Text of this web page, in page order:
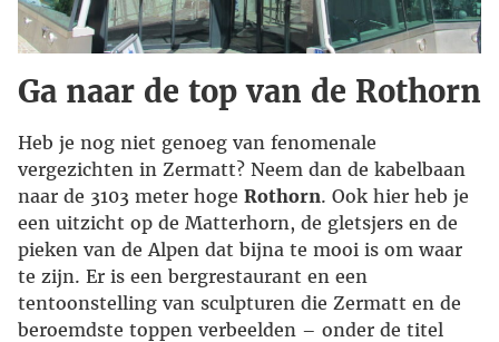
Ga naar de top van de Rothorn
Heb je nog niet genoeg van fenomenale
vergezichten in Zermatt? Neem dan de kabelbaan
naar de 3103 meter hoge Rothorn. Ook hier heb je
een uitzicht op de Matterhorn, de gletsjers en de
pieken van de Alpen dat bijna te mooi is om waar
te zijn. Er is een bergrestaurant en een
tentoonstelling van sculpturen die Zermatt en de
beroemdste toppen verbeelden – onder de titel